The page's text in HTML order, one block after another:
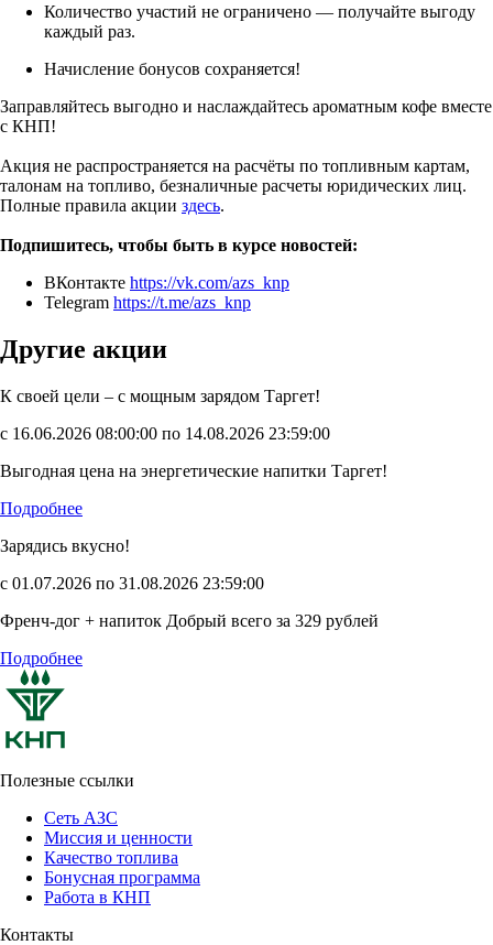
Количество участий не ограничено — получайте выгоду
каждый раз.
Начисление бонусов сохраняется!
Заправляйтесь выгодно и наслаждайтесь ароматным кофе вместе
с КНП!
Акция не распространяется на расчёты по топливным картам,
талонам на топливо, безналичные расчеты юридических лиц.
Полные правила акции здесь.
Подпишитесь, чтобы быть в курсе новостей:
ВКонтакте https://vk.com/azs_knp
Telegram https://t.me/azs_knp
Другие акции
К своей цели – с мощным зарядом Таргет!
с 16.06.2026 08:00:00 по 14.08.2026 23:59:00
Выгодная цена на энергетические напитки Таргет!
Подробнее
Зарядись вкусно!
с 01.07.2026 по 31.08.2026 23:59:00
Френч-дог + напиток Добрый всего за 329 рублей
Подробнее
Полезные ссылки
Сеть АЗС
Миссия и ценности
Качество топлива
Бонусная программа
Работа в КНП
Контакты